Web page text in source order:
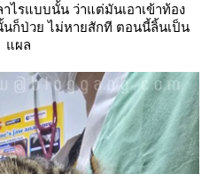
รแบบนั้น ว่าแต่มันเอาเข้าท้อง
นก็ป่วย ไม่หายสักที ตอนนี้ลิ้นเป็น
ผล